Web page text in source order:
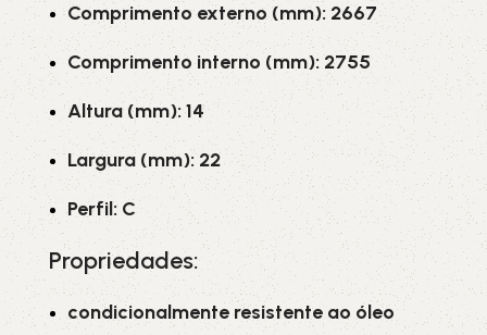
Comprimento externo (mm): 2667
Comprimento interno (mm): 2755
Altura (mm): 14
Largura (mm): 22
Perfil: C
Propriedades:
condicionalmente resistente ao óleo